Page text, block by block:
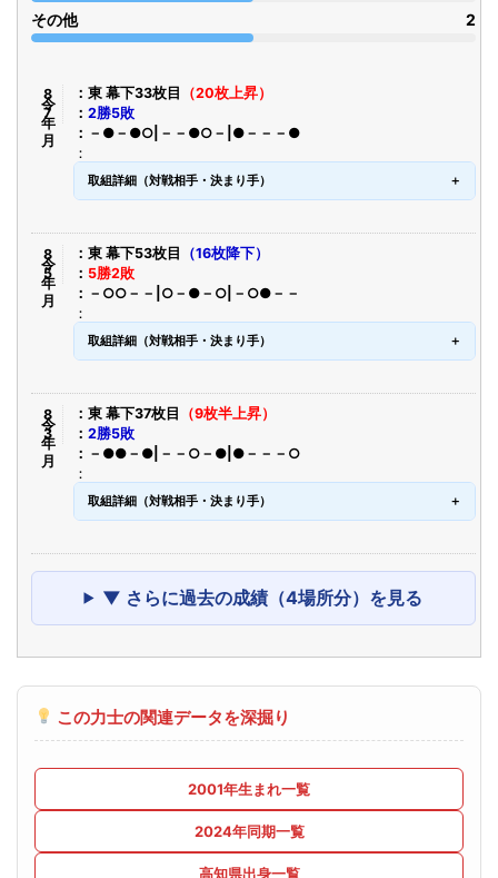
その他 2
令8年7月 東 幕下33枚目
（20枚上昇）
2勝5敗
－●－●○|－－●○－|●－－－●
取組詳細（対戦相手・決まり手）
令8年5月 東 幕下53枚目
（16枚降下）
5勝2敗
－○○－－|○－●－○|－○●－－
取組詳細（対戦相手・決まり手）
令8年3月 東 幕下37枚目
（9枚半上昇）
2勝5敗
－●●－●|－－○－●|●－－－○
取組詳細（対戦相手・決まり手）
▼ さらに過去の成績（4場所分）を見る
この力士の関連データを深掘り
2001年生まれ一覧
2024年同期一覧
高知県出身一覧